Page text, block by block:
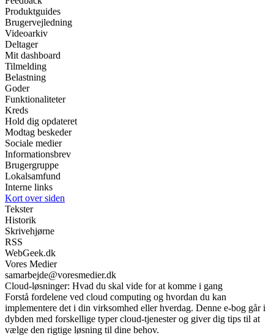
Produktguides
Brugervejledning
Videoarkiv
Deltager
Mit dashboard
Tilmelding
Belastning
Goder
Funktionaliteter
Kreds
Hold dig opdateret
Modtag beskeder
Sociale medier
Informationsbrev
Brugergruppe
Lokalsamfund
Interne links
Kort over siden
Tekster
Historik
Skrivehjørne
RSS
WebGeek.dk
Vores Medier
samarbejde@voresmedier.dk
Cloud-løsninger: Hvad du skal vide for at komme i gang
Forstå fordelene ved cloud computing og hvordan du kan
implementere det i din virksomhed eller hverdag. Denne e-bog går i
dybden med forskellige typer cloud-tjenester og giver dig tips til at
vælge den rigtige løsning til dine behov.